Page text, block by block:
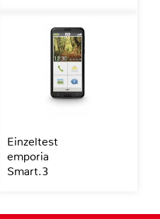
Einzeltest
emporia
Smart.3